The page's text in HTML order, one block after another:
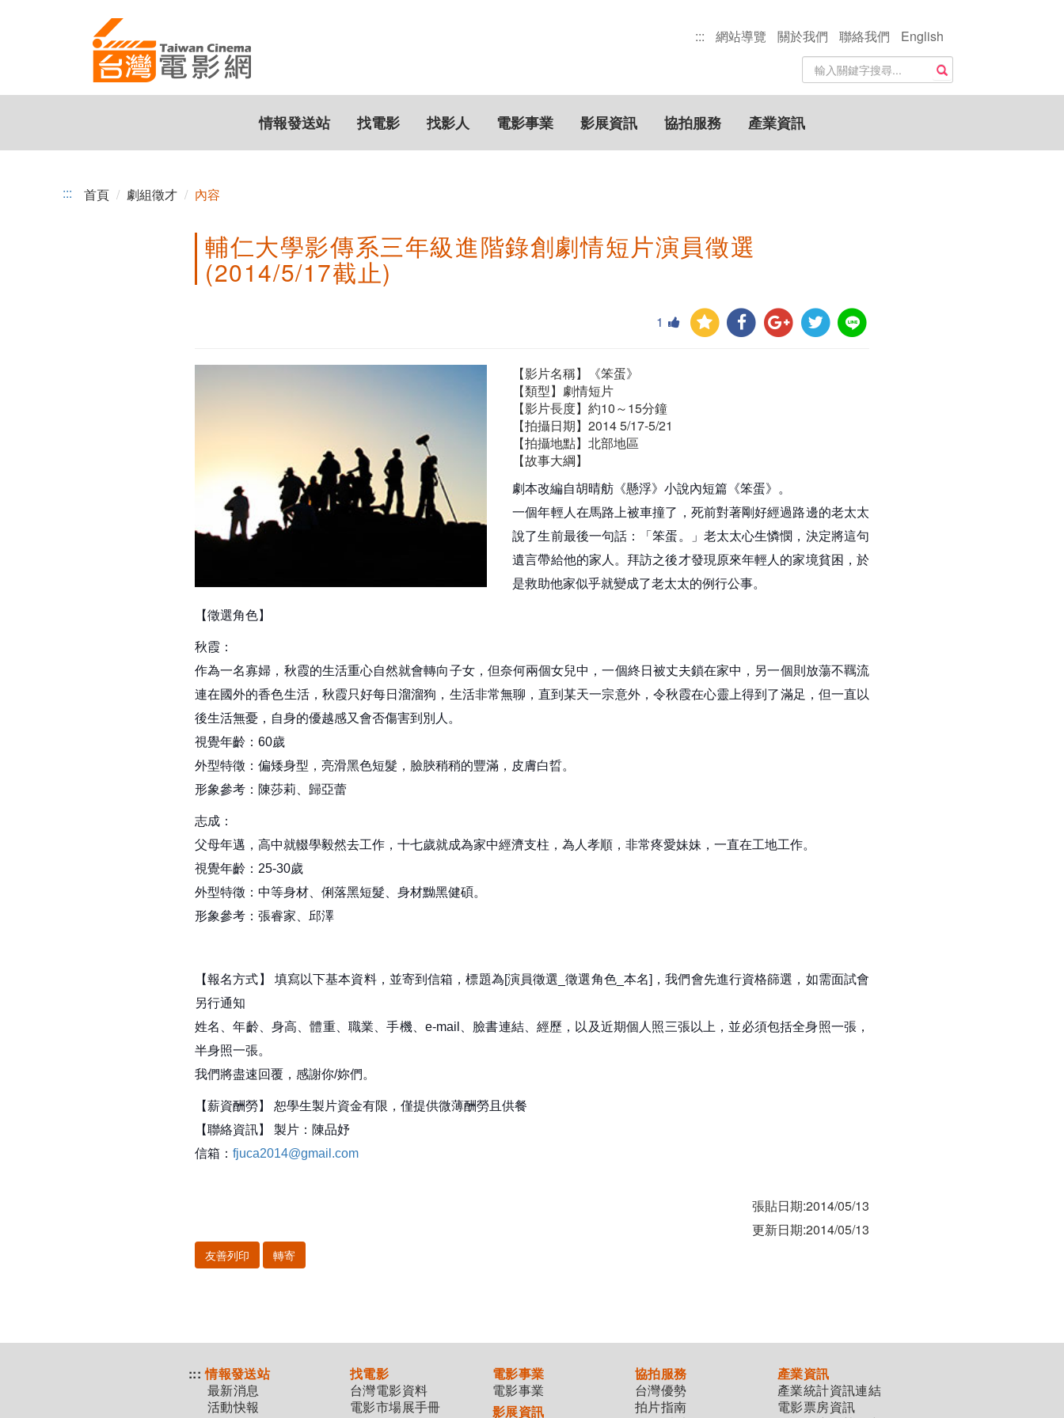
學
::: 網站導覽 關於我們 聯絡我們
English
站
內
搜
尋
關
鍵
搜尋
情報發送站 找電影 找影人 電影事業 影展資訊 協拍服務 產業資訊
::: 首頁 劇組徵才 內容
輔仁大學影傳系三年級進階錄創劇情短片演員徵選
(2014/5/17截止)
1
【影片名稱】《笨蛋》
【類型】劇情短片
【影片長度】約10～15分鐘
【拍攝日期】2014 5/17-5/21
【拍攝地點】北部地區
【故事大綱】
劇本改編自胡晴舫《懸浮》小說內短篇《笨蛋》。
一個年輕人在馬路上被車撞了，死前對著剛好經過路邊的老太太
說了生前最後一句話：「笨蛋。」老太太心生憐憫，決定將這句
遺言帶給他的家人。拜訪之後才發現原來年輕人的家境貧困，於
是救助他家似乎就變成了老太太的例行公事。
【徵選角色】
秋霞：
作為一名寡婦，秋霞的生活重心自然就會轉向子女，但奈何兩個女兒中，一個終日被丈夫鎖在家中，另一個則放蕩不羈流
連在國外的香色生活，秋霞只好每日溜溜狗，生活非常無聊，直到某天一宗意外，令秋霞在心靈上得到了滿足，但一直以
後生活無憂，自身的優越感又會否傷害到別人。
視覺年齡：60歲
外型特徵：偏矮身型，亮滑黑色短髮，臉脥稍稍的豐滿，皮膚白晢。
形象參考：陳莎莉、歸亞蕾
志成：
父母年邁，高中就輟學毅然去工作，十七歲就成為家中經濟支柱，為人孝順，非常疼愛妹妹，一直在工地工作。
視覺年齡：25-30歲
外型特徵：中等身材、俐落黑短髮、身材黝黑健碩。
形象參考：張睿家、邱澤
【報名方式】 填寫以下基本資料，並寄到信箱，標題為[演員徵選_徵選角色_本名]，我們會先進行資格篩選，如需面試會
另行通知
姓名、年齡、身高、體重、職業、手機、e-mail、臉書連結、經歷，以及近期個人照三張以上，並必須包括全身照一張，
半身照一張。
我們將盡速回覆，感謝你/妳們。
【薪資酬勞】 恕學生製片資金有限，僅提供微薄酬勞且供餐
【聯絡資訊】 製片：陳品妤
信箱： fjuca2014@gmail.com
張貼日期:2014/05/13
更新日期:2014/05/13
友善列印 轉寄
::: 情報發送站
最新消息
活動快報
找電影
台灣電影資料
電影市場展手冊
電影事業
電影事業
影展資訊
協拍服務
台灣優勢
拍片指南
產業資訊
產業統計資訊連結
電影票房資訊